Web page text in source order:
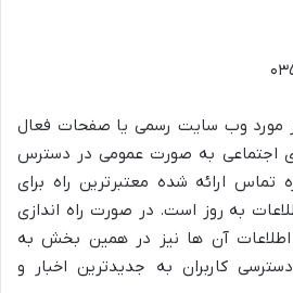
مورد وب سایت رسمی یا صفحات فعال
اجتماعی به صورت عمومی در دسترس
تماس ارائه شده معتبرترین راه برای
به روز است. در صورت راه اندازی
آن ها نیز در همین بخش به
کاربران به جدیدترین اخبار و